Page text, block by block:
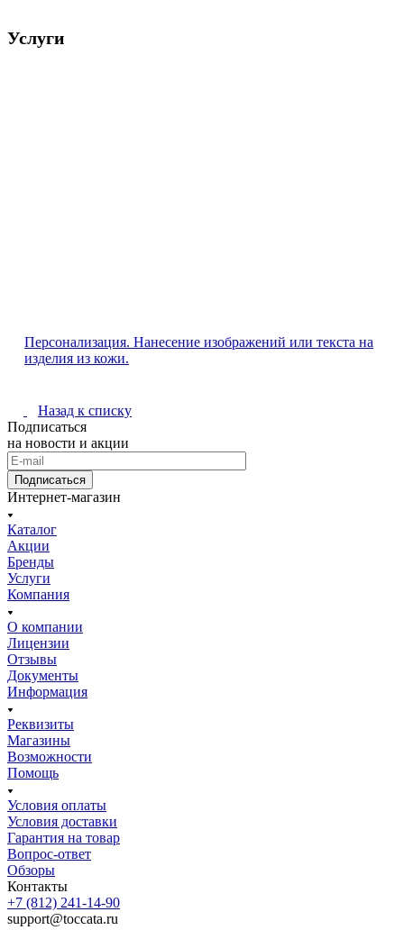
Услуги
Персонализация. Нанесение изображений или текста на
изделия из кожи.
Назад к списку
Подписаться
на новости и акции
Подписаться
Интернет-магазин
Каталог
Акции
Бренды
Услуги
Компания
О компании
Лицензии
Отзывы
Документы
Информация
Реквизиты
Магазины
Возможности
Помощь
Условия оплаты
Условия доставки
Гарантия на товар
Вопрос-ответ
Обзоры
Контакты
+7 (812) 241-14-90
support@toccata.ru